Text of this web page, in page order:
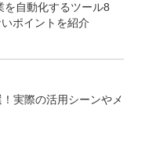
を自動化するツール8
ポイントを紹介
実際の活用シーンやメ